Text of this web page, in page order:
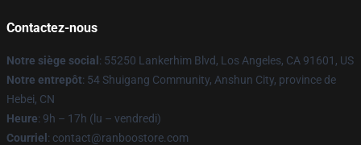
Contactez-nous
Notre siège social : 55250 Lankerhim Blvd, Los Angeles, CA 91601, US
Notre entrepôt: 54 Shuigang Community, Anshun City, province de
Hebei, CN
Heure: 9h – 17h (lu – vendredi)
Courriel : contact@ranboostore.com